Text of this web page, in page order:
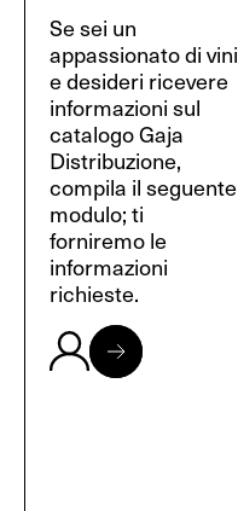
Se sei un
appassionato di vini
e desideri ricevere
informazioni sul
catalogo Gaja
Distribuzione,
compila il seguente
modulo; ti
forniremo le
informazioni
richieste.